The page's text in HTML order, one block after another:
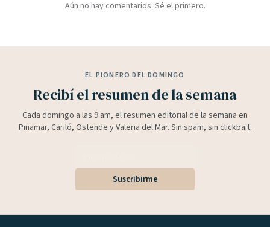
Aún no hay comentarios. Sé el primero.
EL PIONERO DEL DOMINGO
Recibí el resumen de la semana
Cada domingo a las 9 am, el resumen editorial de la semana en
Pinamar, Cariló, Ostende y Valeria del Mar. Sin spam, sin clickbait.
Suscribirme